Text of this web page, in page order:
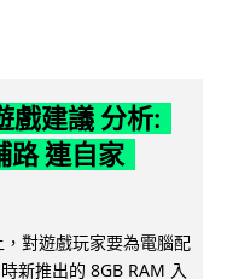
戲建議 分析:
路 連自家
對遊戲玩家要為電腦配
新推出的 8GB RAM 入